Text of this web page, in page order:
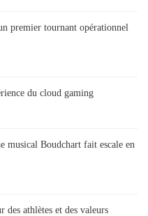
premier tournant opérationnel
du cloud gaming
musical Boudchart fait escale en
athlètes et des valeurs